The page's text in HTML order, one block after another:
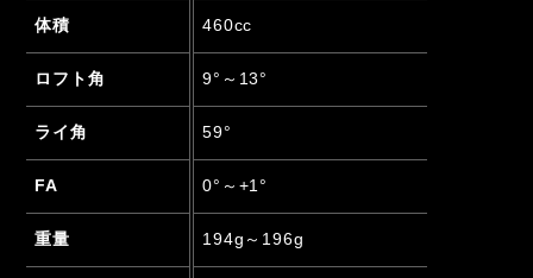
体積 460cc
ロフト角 9°～13°
ライ角 59°
FA 0°～+1°
重量 194g～196g